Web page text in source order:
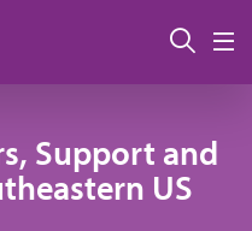
Support and
US